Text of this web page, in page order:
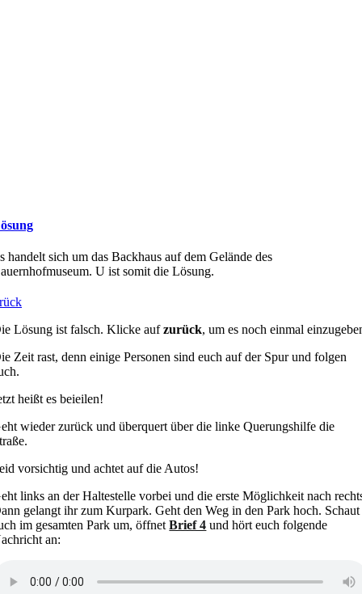
handelt sich um das Backhaus auf dem Gelände des
U ist somit die Lösung.
Lösung ist falsch. Klicke aufzurück, um es noch einmal
Zeit rast, denn einige Personen sind euch auf der Spur und folgen
heißt es beieilen!
wieder zurück und überquert über die linke Querungshilfe die
vorsichtig und achtet auf die Autos!
links an der Haltestelle vorbei und die erste Möglichkeit nach
gelangt ihr zum Kurpark. Geht den Weg in den Park hoch. Schaut
im gesamten Park um, öffnetBrief 4 und hört euch folgende
an: